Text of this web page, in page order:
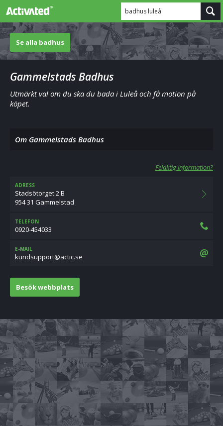
badhus luleå
Se alla badhus
Gammelstads Badhus
Utmärkt val om du ska du bada i Luleå och få motion på
köpet.
Om Gammelstads Badhus
Felaktig information?
ADRESS
Stadsötorget 2 B
954 31 Gammelstad
TELEFON
0920-454033
E-MAIL
es.citca@troppusdnuk
Besök webbplats